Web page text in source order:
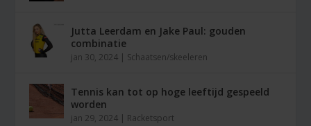
Jutta Leerdam en Jake Paul: gouden
combinatie
jan 30, 2024 | Schaatsen/skeeleren
Tennis kan tot op hoge leeftijd gespeeld
worden
jan 29, 2024 | Racketsport